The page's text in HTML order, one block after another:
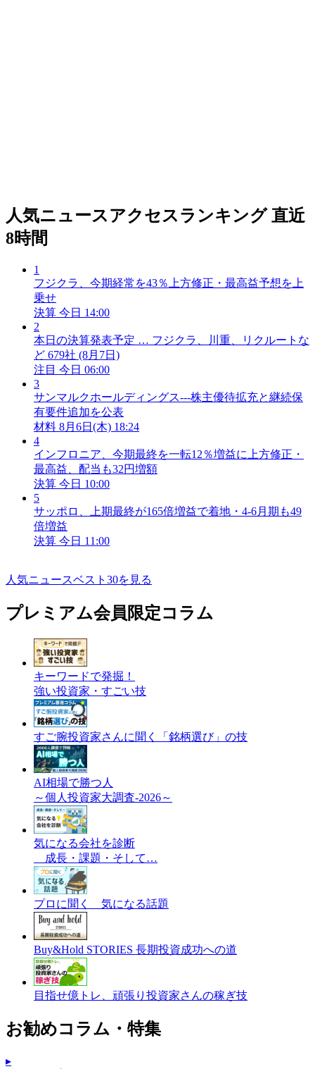
人気ニュースアクセスランキング 直近
8時間
1
フジクラ、今期経常を43％上方修正・最高益予想を上
乗せ
決算 今日 14:00
2
本日の決算発表予定 … フジクラ、川重、リクルートな
ど 679社 (8月7日)
注目 今日 06:00
3
サンマルクホールディングス---株主優待拡充と継続保
有要件追加を公表
材料 8月6日(木) 18:24
4
インフロニア、今期最終を一転12％増益に上方修正・
最高益、配当も32円増額
決算 今日 10:00
5
サッポロ、上期最終が165倍増益で着地・4-6月期も49
倍増益
決算 今日 11:00
人気ニュースベスト30を見る
プレミアム会員限定コラム
キーワードで発掘！
強い投資家・すごい技
すご腕投資家さんに聞く「銘柄選び」の技
AI相場で勝つ人
～個人投資家大調査-2026～
気になる会社を診断
成長・課題・そして…
プロに聞く 気になる話題
Buy&Hold STORIES 長期投資成功への道
目指せ億トレ、頑張り投資家さんの稼ぎ技
お勧めコラム・特集
▸